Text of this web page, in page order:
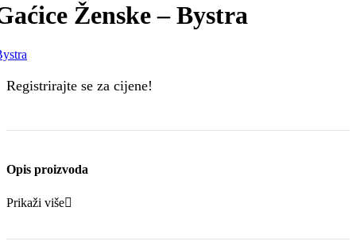
Ženske – Bystra
Registrirajte se za cijene!
Opis proizvoda
Prikaži više